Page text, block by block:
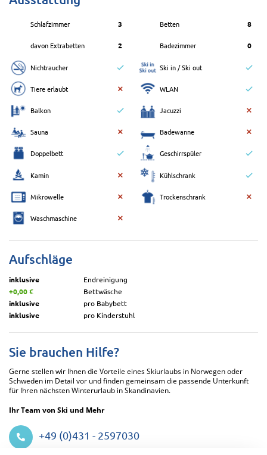
Schlafzimmer 3 Betten 8
davon Extrabetten 2 Badezimmer 0
Nichtraucher Ski in / Ski out
Tiere erlaubt WLAN
Balkon Jacuzzi
Sauna Badewanne
Doppelbett Geschirrspüler
Kamin Kühlschrank
Mikrowelle Trockenschrank
Waschmaschine
Aufschläge
inklusive
Endreinigung
+0,00 €
Bettwäsche
inklusive
pro Babybett
inklusive
pro Kinderstuhl
Sie brauchen Hilfe?
Gerne stellen wir Ihnen die Vorteile eines Skiurlaubs in Norwegen oder
Schweden im Detail vor und finden gemeinsam die passende Unterkunft
für Ihren nächsten Winterurlaub in Skandinavien.
Ihr Team von Ski und Mehr
+49 (0)431 - 2597030